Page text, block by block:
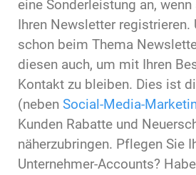
eine Sonderleistung an,
Ihren Newsletter registrieren.
schon beim Thema
diesen auch, um mit Ihren
Kontakt zu bleiben. Dies ist
(neben Social-Media-
Kunden Rabatte und
näherzubringen. Pflegen Sie
Unternehmer-Accounts?